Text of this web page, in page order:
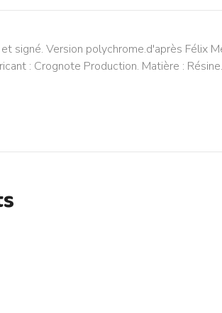
signé. Version polychrome.d'après Félix
: Crognote Production. Matière :